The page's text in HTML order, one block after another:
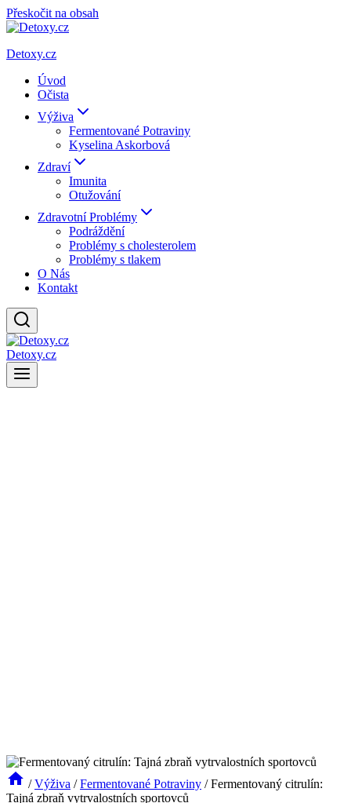
Přeskočit na obsah
Detoxy.cz
Úvod
Očista
Výživa
Fermentované Potraviny
Kyselina Askorbová
Zdraví
Imunita
Otužování
Zdravotní Problémy
Podráždění
Problémy s cholesterolem
Problémy s tlakem
O Nás
Kontakt
Detoxy.cz
/ Výživa / Fermentované Potraviny / Fermentovaný citrulín:
Tajná zbraň vytrvalostních sportovců